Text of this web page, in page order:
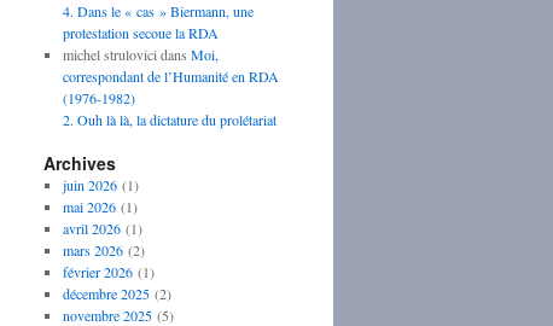
4. Dans le « cas » Biermann, une
protestation secoue la RDA
michel strulovici dans Moi,
correspondant de l’Humanité en RDA
(1976-1982)
2. Ouh là là, la dictature du prolétariat
Archives
juin 2026(1)
mai 2026(1)
avril 2026(1)
mars 2026(2)
février 2026(1)
décembre 2025(2)
novembre 2025(5)